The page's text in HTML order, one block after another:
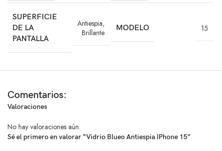
¡Protege tu privacidad, asegura tu inversión y disfruta de una
tranquilidad total con el Vidrio Blueo Antiespía HD para iPhone 15
SUPERFICIE
DE LA
PANTALLA
Antiespia,
Brillante
MODELO 15
Comentarios:
Valoraciones
No hay valoraciones aún.
Sé el primero en valorar “Vidrio Blueo Antiespia IPhone 15”